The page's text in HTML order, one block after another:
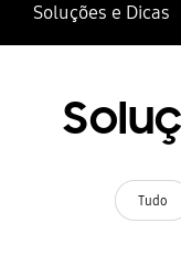
Soluções e Dicas
Tudo